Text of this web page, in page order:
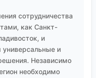
сотрудничества
как Санкт-
и
и
Независимо
необходимо